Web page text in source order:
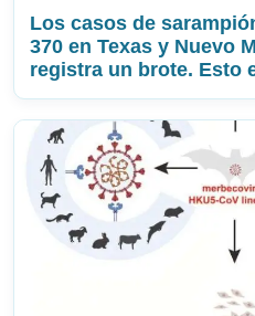
Los casos de
370 en Texas y Nuevo
registra un brote. Esto